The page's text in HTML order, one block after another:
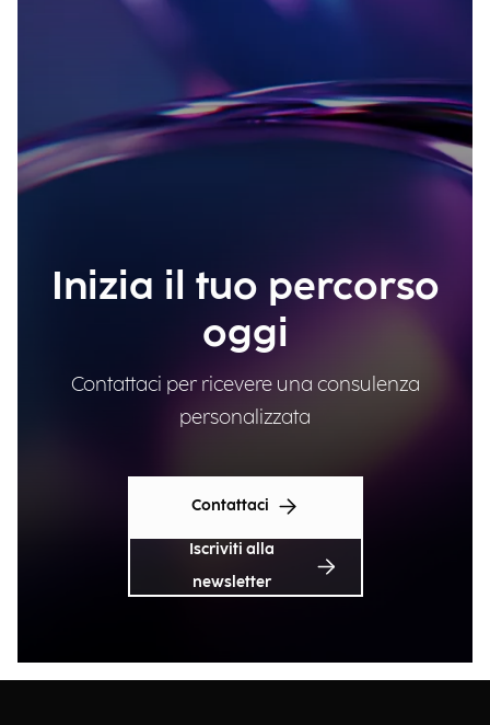
Inizia il tuo percorso
oggi
Contattaci per ricevere una consulenza
personalizzata
Contattaci
Iscriviti alla
newsletter